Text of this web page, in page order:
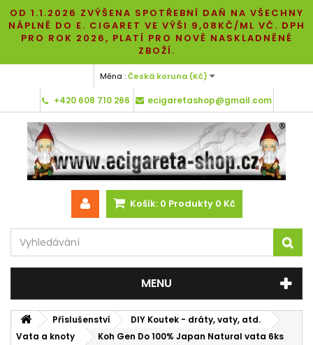
OD 1.1.2026 ZVÝŠENA SPOTŘEBNÍ DAŇ NA VŠECHNY
NÁPLNĚ DO E. CIGARET VE VÝŠI 9,08KČ/ML VČ. DPH
PRO ROK 2026, PLATÍ PRO NOVĚ NASKLADNĚNÉ
ZBOŽÍ.
Měna : Česká koruna (Kč)
+420 608 710 266 ecigaretashop@gmail.com
Košík: 0 Produkty 0 Kč
MENU
Příslušenství
DIY Koutek - dráty, vaty, atd.
Vata a knoty
Koh Gen Do 100% Japan Natural vata 6ks